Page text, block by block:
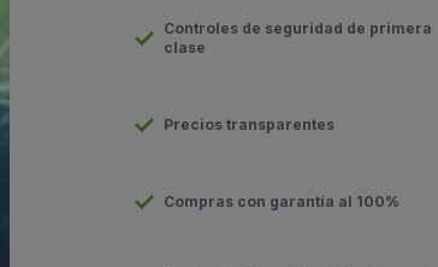
Controles de seguridad de primera
clase
Precios transparentes
Compras con garantía al 100%